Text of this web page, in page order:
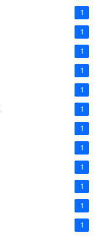
1
1
1
1
1
1
1
1
1
1
1
1